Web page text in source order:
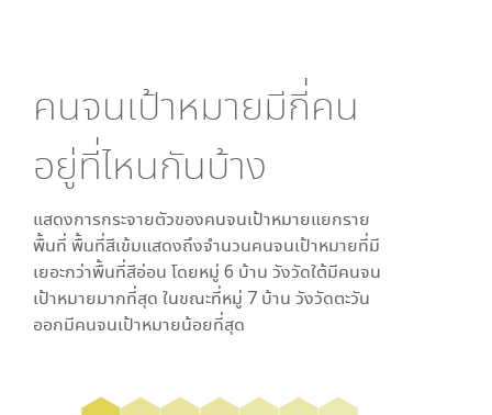
คนจนเป้าหมายมีกี่คน
อยู่ที่ไหนกันบ้าง
แสดงการกระจายตัวของคนจนเป้าหมายแยกราย
พื้นที่ พื้นที่สีเข้มแสดงถึงจำนวนคนจนเป้าหมายที่มี
เยอะกว่าพื้นที่สีอ่อน โดยหมู่ 6 บ้าน วังวัดใต้มีคนจน
เป้าหมายมากที่สุด ในขณะที่หมู่ 7 บ้าน วังวัดตะวัน
ออกมีคนจนเป้าหมายน้อยที่สุด